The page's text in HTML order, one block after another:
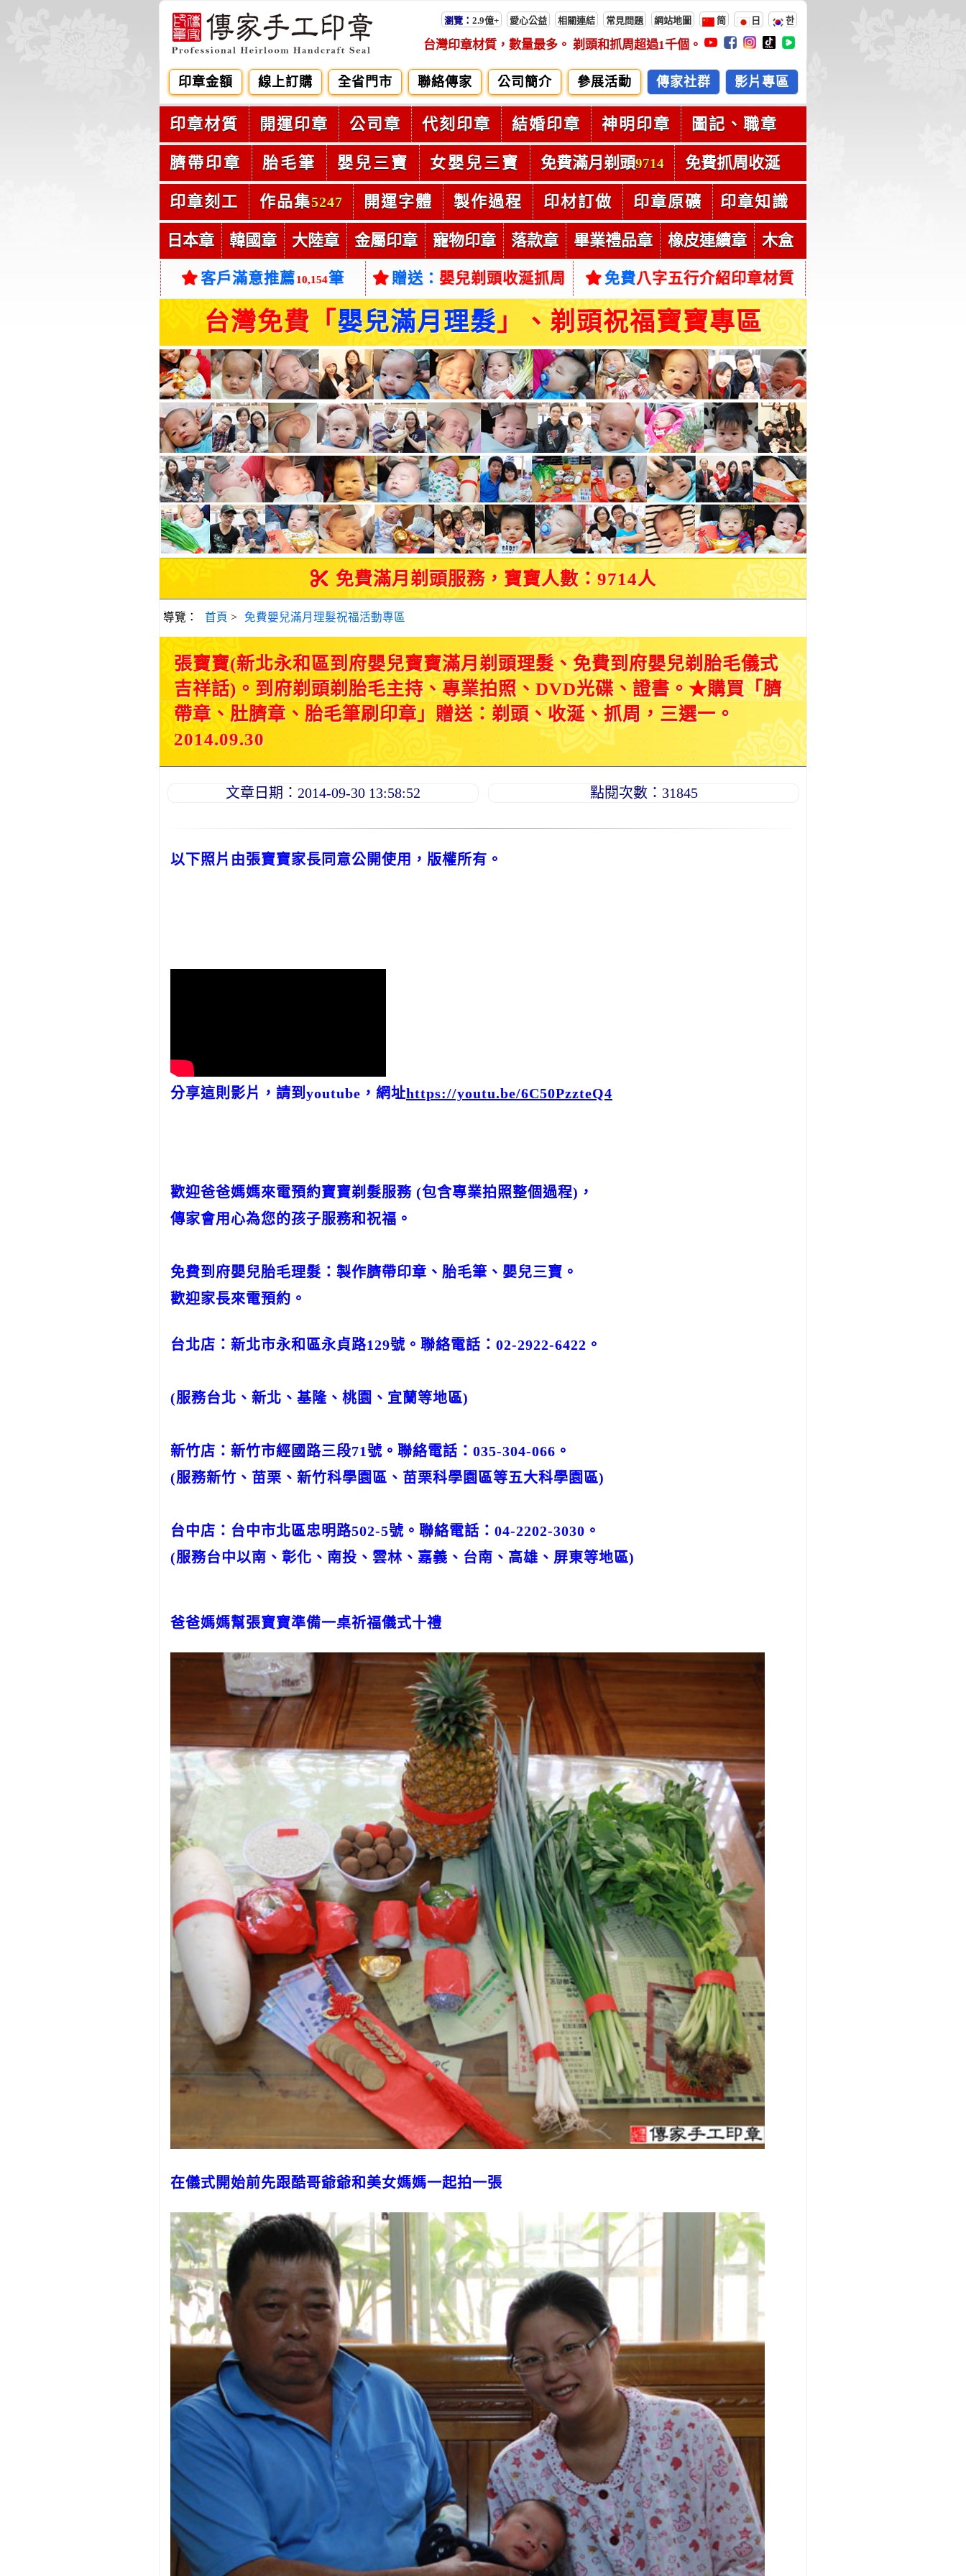
瀏覽： 2.9億+ 愛心公益 相關連結 常見問題 網站地圖 简 日 한
台灣印章材質，數量最多。 剃頭和抓周超過1千個。
印章金額 線上訂購 全省門市 聯絡傳家 公司簡介 參展活動 傳家社群 影片專區
印章材質 開運印章 公司章 代刻印章 結婚印章 神明印章 圖記、職章
臍帶印章 胎毛筆 嬰兒三寶 女嬰兒三寶 免費滿月剃頭9714 免費抓周收涎
印章刻工 作品集5247 開運字體 製作過程 印材訂做 印章原礦 印章知識
日本章 韓國章 大陸章 金屬印章 寵物印章 落款章 畢業禮品章 橡皮連續章 木盒
客戶滿意推薦10,154筆 贈送： 嬰兒剃頭收涎抓周 免費八字五行介紹印章材質
台灣免費「 嬰兒滿月理髮」、剃頭祝福寶寶專區
免費滿月剃頭服務，寶寶人數：9714人
導覽： 首頁 > 免費嬰兒滿月理髮祝福活動專區
張寶寶(新北永和區到府嬰兒寶寶滿月剃頭理髮、免費到府嬰兒剃胎毛儀式
吉祥話)。到府剃頭剃胎毛主持、專業拍照、DVD光碟、證書。★購買「臍
帶章、肚臍章、胎毛筆刷印章」贈送：剃頭、收涎、抓周，三選一。
2014.09.30
文章日期：2014-09-30 13:58:52 點閱次數：31845
以下照片由張寶寶家長同意公開使用，版權所有。
分享這則影片，請到youtube，網址https://youtu.be/6C50PzzteQ4
歡迎爸爸媽媽來電預約寶寶剃髮服務 (包含專業拍照整個過程)，
傳家會用心為您的孩子服務和祝福。
免費到府嬰兒胎毛理髮：製作臍帶印章、胎毛筆、嬰兒三寶。
歡迎家長來電預約。
台北店：新北市永和區永貞路129號。聯絡電話：02-2922-6422。
(服務台北、新北、基隆、桃園、宜蘭等地區)
新竹店：新竹市經國路三段71號。聯絡電話：035-304-066。
(服務新竹、苗栗、新竹科學園區、苗栗科學園區等五大科學園區)
台中店：台中市北區忠明路502-5號。聯絡電話：04-2202-3030。
(服務台中以南、彰化、南投、雲林、嘉義、台南、高雄、屏東等地區)
爸爸媽媽幫張寶寶準備一桌祈福儀式十禮
在儀式開始前先跟酷哥爺爺和美女媽媽一起拍一張